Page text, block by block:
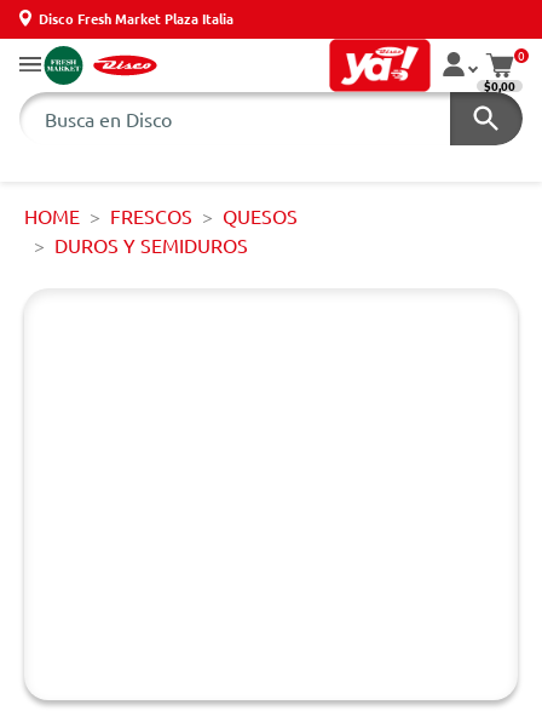
Disco Fresh Market Plaza Italia
0
$0,00
HOME FRESCOS
QUESOS
DUROS Y SEMIDUROS